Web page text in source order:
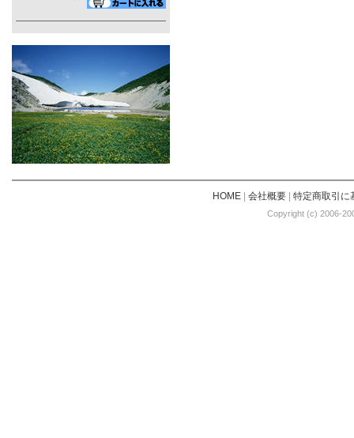
HOME| 会社概要| 特定商取引に
Copyright (c) 2006-